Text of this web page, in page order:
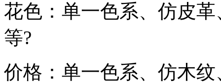
花色：单一色系、仿皮
等?
价格：单一色系、仿木